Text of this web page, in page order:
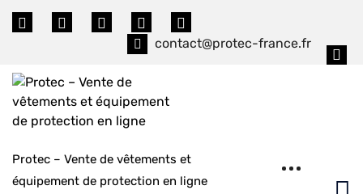
Skip
contact@protec-france.fr
Protec – Vente de vêtements et
équipement de protection en ligne